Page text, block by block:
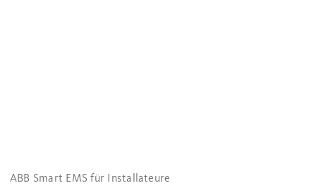
ABB Smart EMS für Installateure